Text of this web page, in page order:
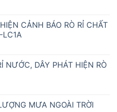
CẢNH BÁO RÒ RỈ CHẤT
NƯỚC, DÂY PHÁT HIỆN RÒ
MƯA NGOÀI TRỜI